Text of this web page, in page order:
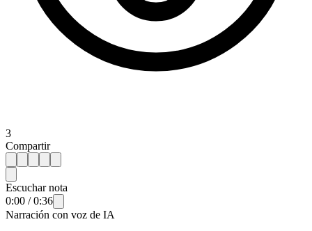
3
Compartir
Escuchar nota
0:00 /0:36
Narración con voz de IA